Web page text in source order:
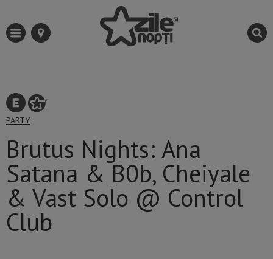
PARTY
Brutus Nights: Ana
Satana & B0b, Cheiyale
& Vast Solo @ Control
Club